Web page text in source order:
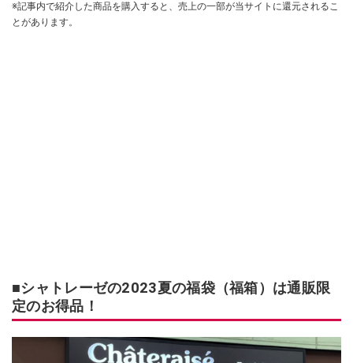
※記事内で紹介した商品を購入すると、売上の一部が当サイトに還元されるこ
とがあります。
■シャトレーゼの2023夏の福袋（福箱）は通販限
定のお得品！